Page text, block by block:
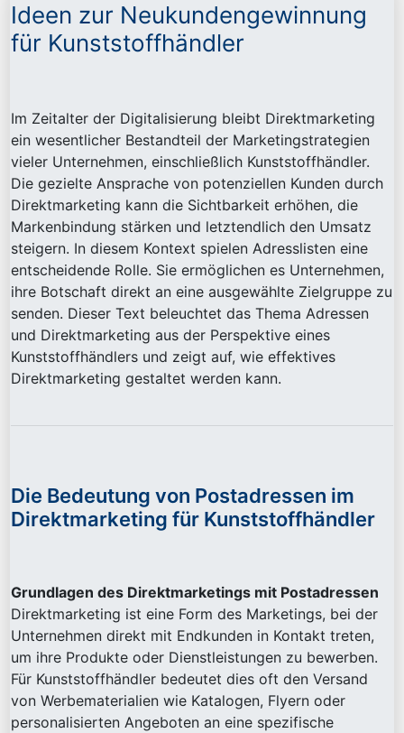
Ideen zur Neukundengewinnung
für Kunststoffhändler
Im Zeitalter der Digitalisierung bleibt Direktmarketing
ein wesentlicher Bestandteil der Marketingstrategien
vieler Unternehmen, einschließlich Kunststoffhändler.
Die gezielte Ansprache von potenziellen Kunden durch
Direktmarketing kann die Sichtbarkeit erhöhen, die
Markenbindung stärken und letztendlich den Umsatz
steigern. In diesem Kontext spielen Adresslisten eine
entscheidende Rolle. Sie ermöglichen es Unternehmen,
ihre Botschaft direkt an eine ausgewählte Zielgruppe zu
senden. Dieser Text beleuchtet das Thema Adressen
und Direktmarketing aus der Perspektive eines
Kunststoffhändlers und zeigt auf, wie effektives
Direktmarketing gestaltet werden kann.
Die Bedeutung von Postadressen im
Direktmarketing für Kunststoffhändler
Grundlagen des Direktmarketings mit Postadressen
Direktmarketing ist eine Form des Marketings, bei der
Unternehmen direkt mit Endkunden in Kontakt treten,
um ihre Produkte oder Dienstleistungen zu bewerben.
Für Kunststoffhändler bedeutet dies oft den Versand
von Werbematerialien wie Katalogen, Flyern oder
personalisierten Angeboten an eine spezifische